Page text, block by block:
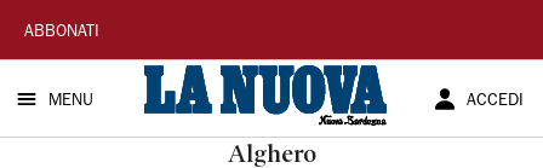
La
Nuova
Sardegna
ABBONATI
MENU ACCEDI
Alghero